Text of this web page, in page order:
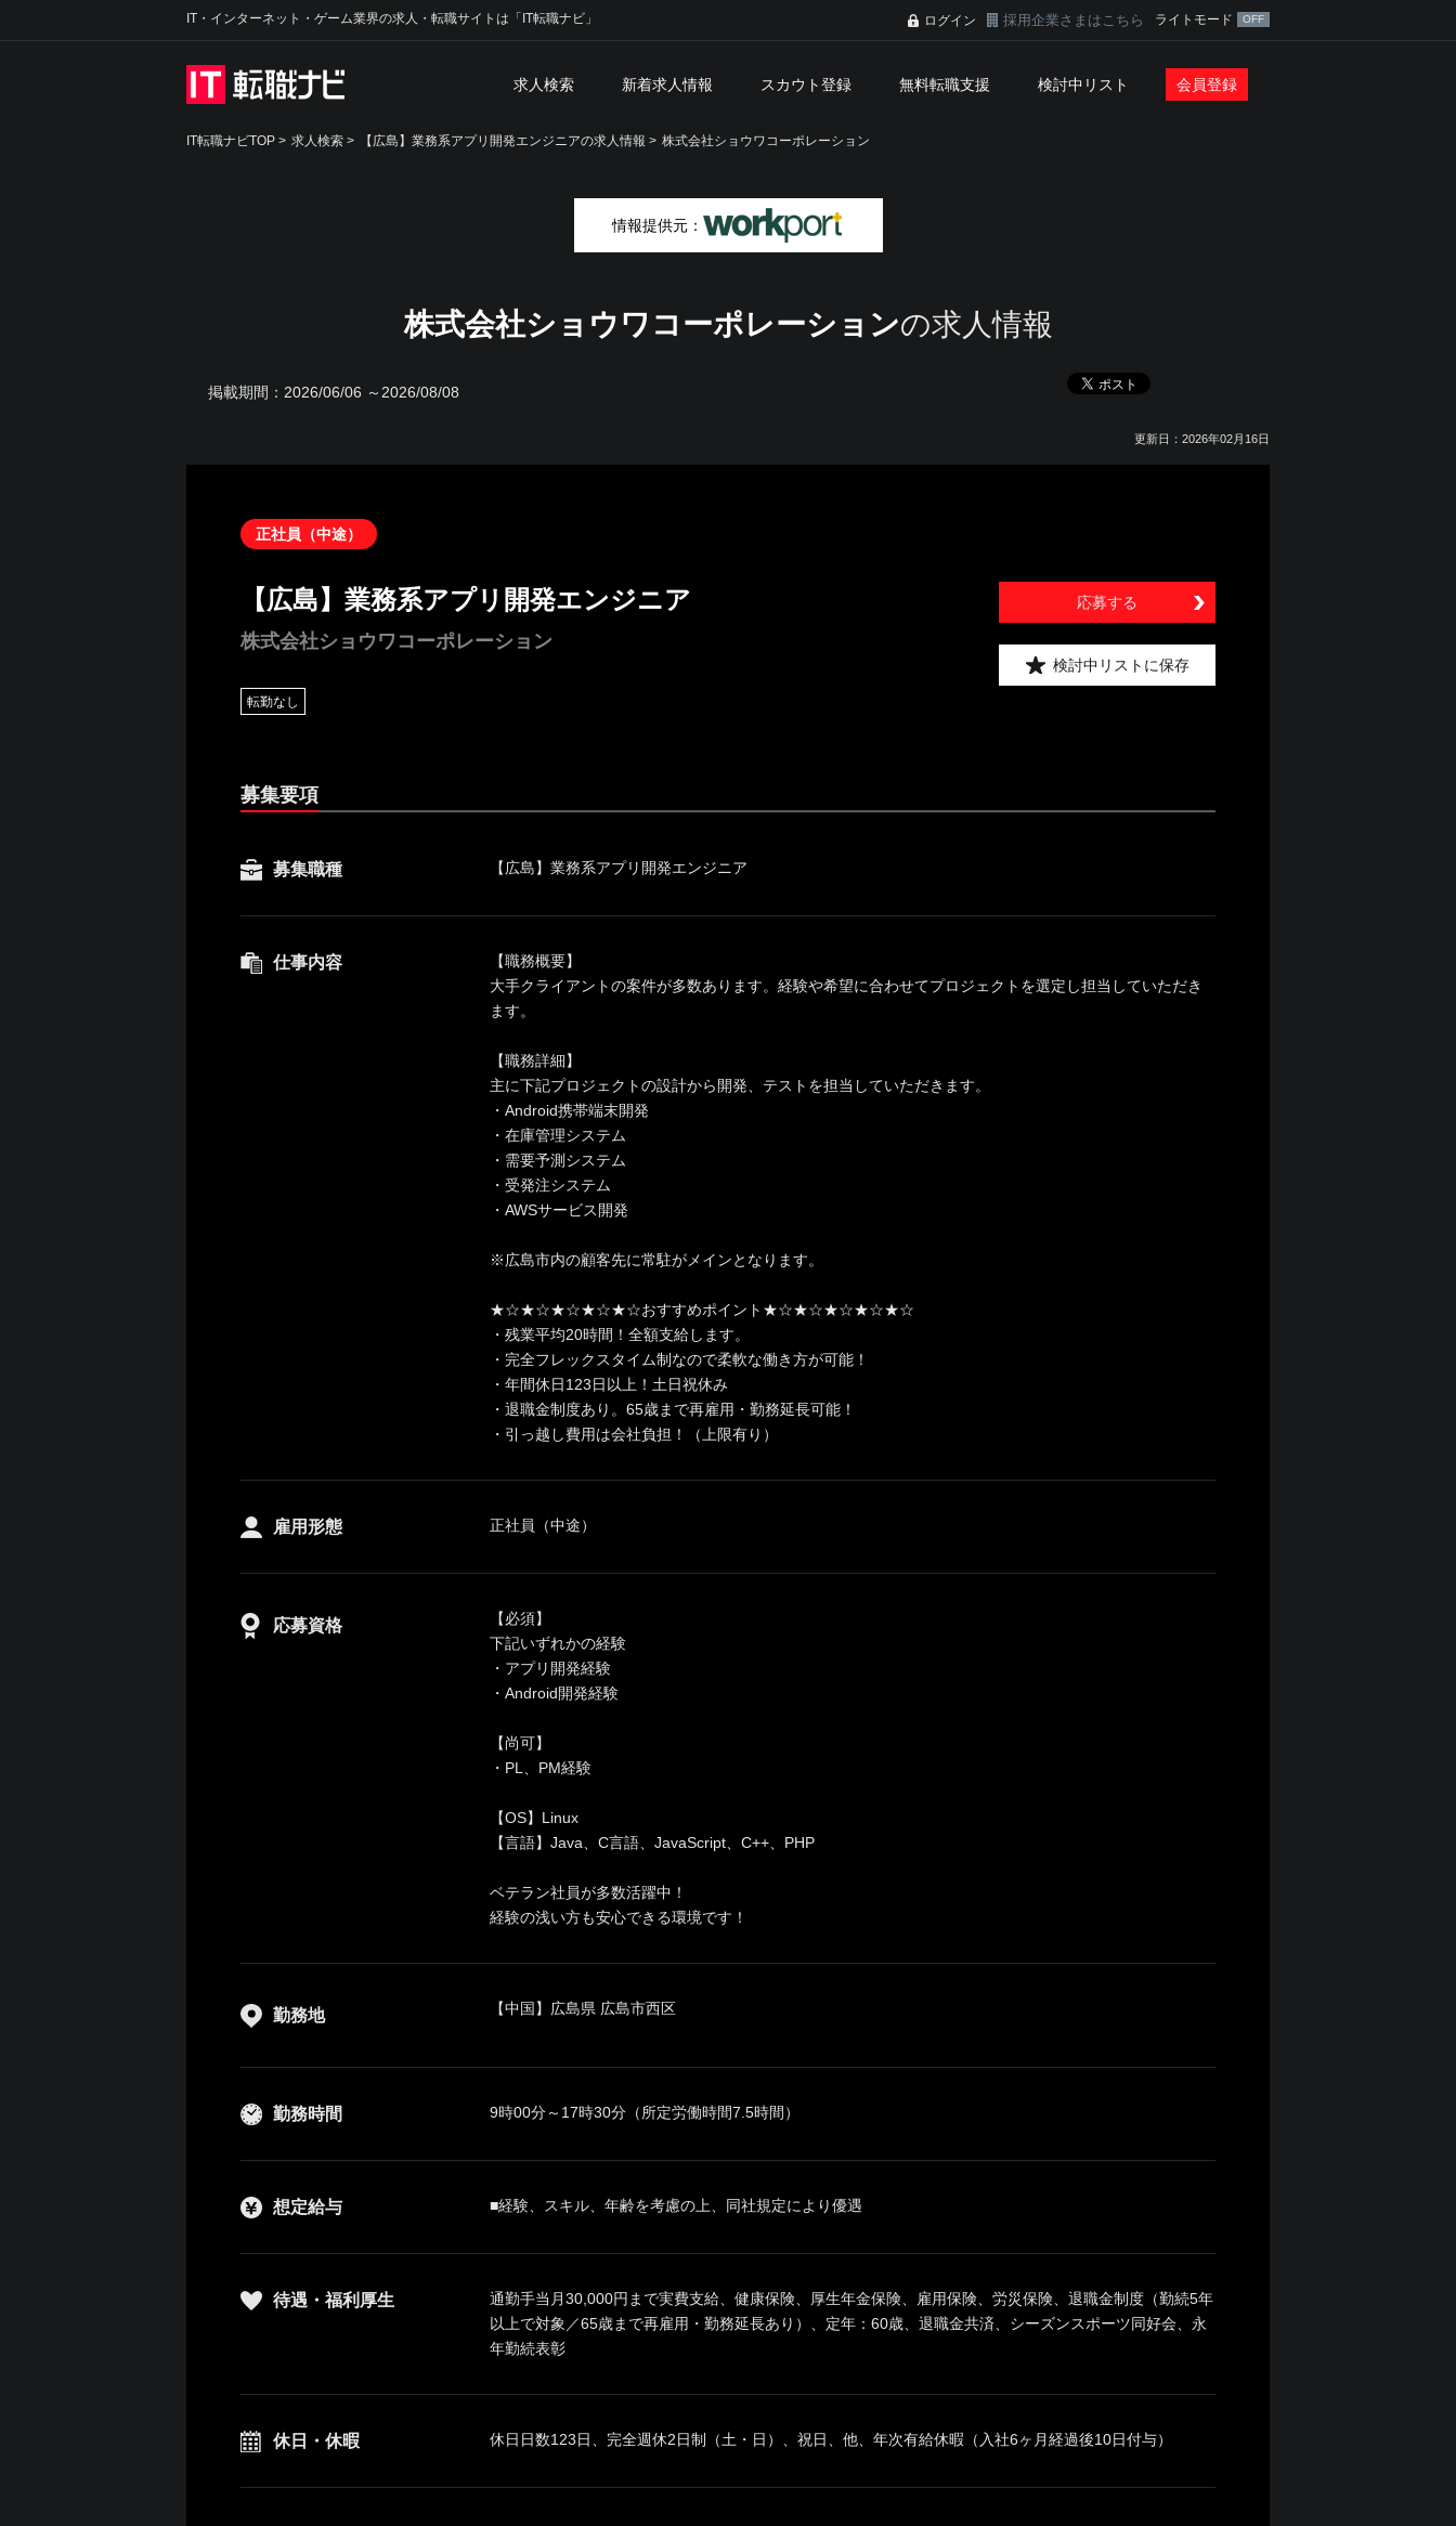
IT・インターネット・ゲーム業界の求人・転職サイトは「IT転職ナビ」 ログイン 採用企業さまはこちら ライトモード
求人検索 新着求人情報 スカウト登録 無料転職支援 検討中リスト 会員登録
IT転職ナビTOP > 求人検索 > 【広島】業務系アプリ開発エンジニアの求人情報 > 株式会社ショウワコーポレーション
情報提供元：
株式会社ショウワコーポレーションの求人情報
掲載期間： 2026/06/06 ～2026/08/08
更新日：2026年02月16日
正社員（中途）
【広島】業務系アプリ開発エンジニア
株式会社ショウワコーポレーション
転勤なし
応募する
検討中リストに保存
募集要項
募集職種 【広島】業務系アプリ開発エンジニア
仕事内容
【職務概要】
大手クライアントの案件が多数あります。経験や希望に合わせてプロジェクトを選定し担当していただき
ます。
【職務詳細】
主に下記プロジェクトの設計から開発、テストを担当していただきます。
・Android携帯端末開発
・在庫管理システム
・需要予測システム
・受発注システム
・AWSサービス開発
※広島市内の顧客先に常駐がメインとなります。
★☆★☆★☆★☆★☆おすすめポイント★☆★☆★☆★☆★☆
・残業平均20時間！全額支給します。
・完全フレックスタイム制なので柔軟な働き方が可能！
・年間休日123日以上！土日祝休み
・退職金制度あり。65歳まで再雇用・勤務延長可能！
・引っ越し費用は会社負担！（上限有り）
雇用形態 正社員（中途）
応募資格
【必須】
下記いずれかの経験
・アプリ開発経験
・Android開発経験
【尚可】
・PL、PM経験
【OS】Linux
【言語】Java、C言語、JavaScript、C++、PHP
ベテラン社員が多数活躍中！
経験の浅い方も安心できる環境です！
勤務地 【中国】広島県 広島市西区
勤務時間 9時00分～17時30分（所定労働時間7.5時間）
想定給与 ■経験、スキル、年齢を考慮の上、同社規定により優遇
待遇・福利厚生
通勤手当月30,000円まで実費支給、健康保険、厚生年金保険、雇用保険、労災保険、退職金制度（勤続5年
以上で対象／65歳まで再雇用・勤務延長あり）、定年：60歳、退職金共済、シーズンスポーツ同好会、永
年勤続表彰
休日・休暇 休日日数123日、完全週休2日制（土・日）、祝日、他、年次有給休暇（入社6ヶ月経過後10日付与）